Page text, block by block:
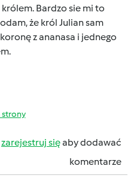
Bardzo sie mi to
że król Julian sam
z ananasa i jednego
strony
zarejestruj sięaby dodawać
komentarze